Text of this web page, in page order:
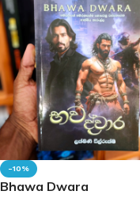
-10%
Bhawa Dwara